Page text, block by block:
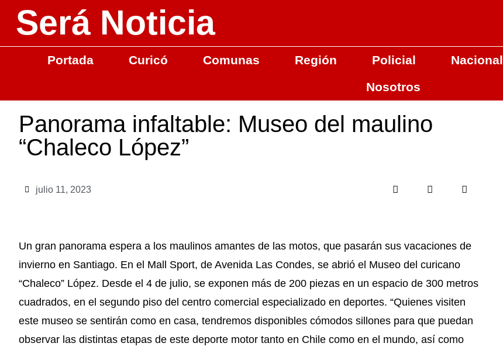
Será Noticia
Portada Curicó Comunas Región Policial Nacional
Nosotros
Panorama infaltable: Museo del maulino
“Chaleco López”
julio 11, 2023
Un gran panorama espera a los maulinos amantes de las motos, que pasarán sus vacaciones de
invierno en Santiago. En el Mall Sport, de Avenida Las Condes, se abrió el Museo del curicano
“Chaleco” López. Desde el 4 de julio, se exponen más de 200 piezas en un espacio de 300 metros
cuadrados, en el segundo piso del centro comercial especializado en deportes. “Quienes visiten
este museo se sentirán como en casa, tendremos disponibles cómodos sillones para que puedan
observar las distintas etapas de este deporte motor tanto en Chile como en el mundo, así como